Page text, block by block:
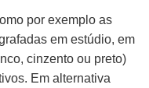
por exemplo as
em estúdio, em
cinzento ou preto)
Em alternativa